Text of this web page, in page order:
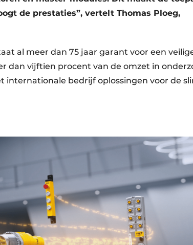
de prestaties”, vertelt Thomas Ploeg,
al meer dan 75 jaar garant voor een
dan vijftien procent van de omzet in
internationale bedrijf oplossingen voor de